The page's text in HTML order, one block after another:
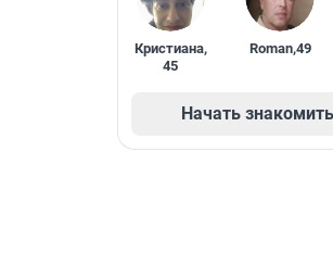
Кристиана,
45
Roman,49
Начать